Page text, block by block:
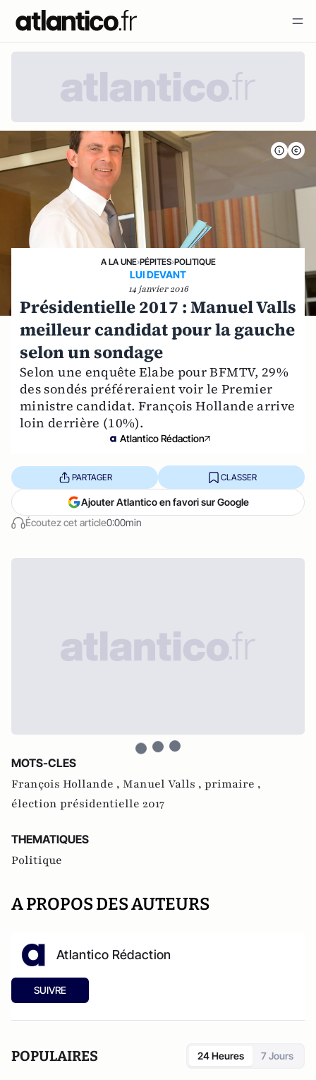
A LA UNE›PÉPITES›POLITIQUE
LUI DEVANT
14 janvier 2016
Présidentielle 2017 : Manuel Valls
meilleur candidat pour la gauche
selon un sondage
Selon une enquête Elabe pour BFMTV, 29%
des sondés préféreraient voir le Premier
ministre candidat. François Hollande arrive
loin derrière (10%).
Atlantico Rédaction
Écoutez cet article0:00min
PARTAGER CLASSER
Ajouter Atlantico en favori sur Google
MOTS-CLES
François Hollande , Manuel Valls , primaire ,
élection présidentielle 2017
THEMATIQUES
Politique
A PROPOS DES AUTEURS
Atlantico Rédaction
SUIVRE
POPULAIRES 24 Heures 7 Jours